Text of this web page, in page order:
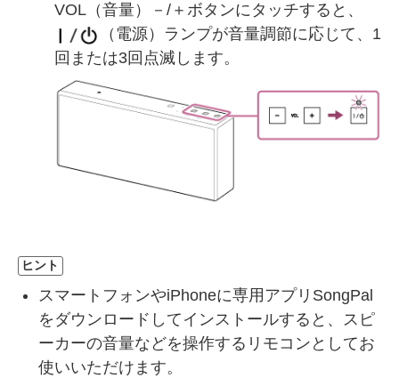
VOL（音量）－/＋ボタンにタッチすると、
（電源）ランプが音量調節に応じて、1
回または3回点滅します。
ヒント
スマートフォンやiPhoneに専用アプリSongPal
をダウンロードしてインストールすると、スピ
ーカーの音量などを操作するリモコンとしてお
使いいただけます。